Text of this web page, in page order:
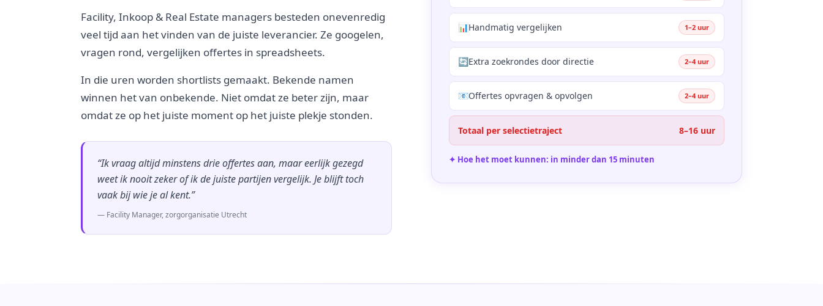
Facility, Inkoop & Real Estate managers besteden onevenredig
veel tijd aan het vinden van de juiste leverancier. Ze googelen,
vragen rond, vergelijken offertes in spreadsheets.
In die uren worden shortlists gemaakt. Bekende namen
winnen het van onbekende. Niet omdat ze beter zijn, maar
omdat ze op het juiste moment op het juiste plekje stonden.
“Ik vraag altijd minstens drie offertes aan, maar eerlijk gezegd
weet ik nooit zeker of ik de juiste partijen vergelijk. Je blijft toch
vaak bij wie je al kent.”
— Facility Manager, zorgorganisatie Utrecht
📊Handmatig vergelijken 1–2 uur
🔄Extra zoekrondes door directie 2–4 uur
📧Offertes opvragen & opvolgen 2–4 uur
Totaal per selectietraject 8–16 uur
✦ Hoe het moet kunnen: in minder dan 15 minuten